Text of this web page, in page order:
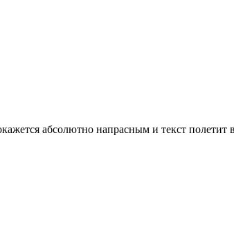
абсолютно напрасным и текст полетит